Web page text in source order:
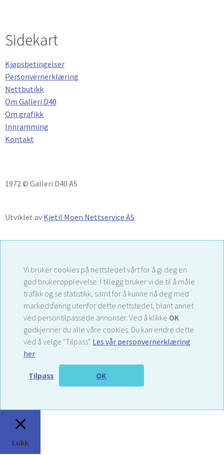
Sidekart
Kjøpsbetingelser
Personvernerklæring
Nettbutikk
Om Galleri D40
Om grafikk
Innramming
Kontakt
1972 © Galleri D40 AS
Utviklet av Kjetil Moen Nettservice AS
Vi bruker cookies på nettstedet vårt for å gi deg en
god brukeropplevelse. I tillegg bruker vi de til å måle
trafikk og se statistikk, samt for å kunne nå deg med
markedsføring utenfor dette nettstedet, blant annet
ved persontilpassede annonser. Ved å klikke OK
godkjenner du alle våre cookies. Du kan endre dette
ved å velge "Tilpass". Les vår personvernerklæring
her
Tilpass OK
Lukk